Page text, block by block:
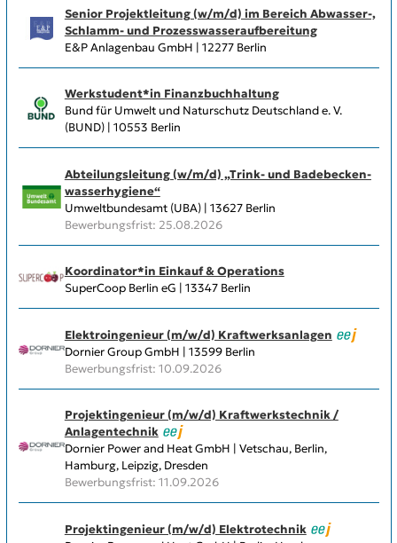
Senior Projektleitung (w/m/d) im Bereich Abwasser-,
Schlamm- und Prozesswasseraufbereitung
E&P Anlagenbau GmbH | 12277 Berlin
Werkstudent*in Finanzbuchhaltung
Bund für Umwelt und Naturschutz Deutschland e. V.
(BUND) | 10553 Berlin
Abteilungs­leitung (w/m/d) „Trink- und Badebecken­
wasserhygiene“
Umweltbundesamt (UBA) | 13627 Berlin
Bewerbungsfrist: 25.08.2026
Koordinator*in Einkauf & Operations
SuperCoop Berlin eG | 13347 Berlin
Elektroingenieur (m/w/d) Kraftwerksanlagen
Dornier Group GmbH | 13599 Berlin
Bewerbungsfrist: 10.09.2026
Projektingenieur (m/w/d) Kraftwerkstechnik /
Anlagentechnik
Dornier Power and Heat GmbH | Vetschau, Berlin,
Hamburg, Leipzig, Dresden
Bewerbungsfrist: 11.09.2026
Projektingenieur (m/w/d) Elektrotechnik